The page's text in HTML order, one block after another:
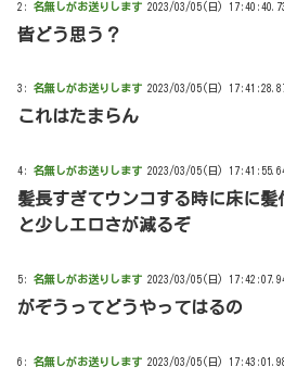
2: 名無しがお送りします 2023/03/05(日)
皆どう思う？
3: 名無しがお送りします 2023/03/05(日) 17:41:28.87
これはたまらん
4: 名無しがお送りします 2023/03/05(日) 17:41:55.64
髪長すぎてウンコする時に床に髪
と少しエロさが減るぞ
5: 名無しがお送りします 2023/03/05(日) 17:42:07.94
がぞうってどうやってはるの
6: 名無しがお送りします 2023/03/05(日)